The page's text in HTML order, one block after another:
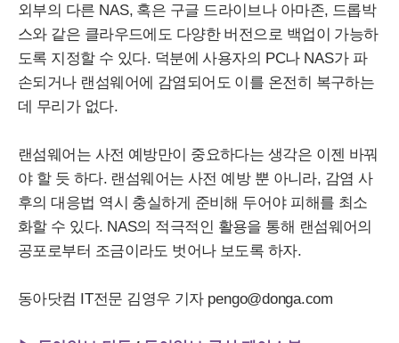
외부의 다른 NAS, 혹은 구글 드라이브나 아마존, 드롭박
스와 같은 클라우드에도 다양한 버전으로 백업이 가능하
도록 지정할 수 있다. 덕분에 사용자의 PC나 NAS가 파
손되거나 랜섬웨어에 감염되어도 이를 온전히 복구하는
데 무리가 없다.
랜섬웨어는 사전 예방만이 중요하다는 생각은 이젠 바꿔
야 할 듯 하다. 랜섬웨어는 사전 예방 뿐 아니라, 감염 사
후의 대응법 역시 충실하게 준비해 두어야 피해를 최소
화할 수 있다. NAS의 적극적인 활용을 통해 랜섬웨어의
공포로부터 조금이라도 벗어나 보도록 하자.
동아닷컴 IT전문 김영우 기자 pengo@donga.com